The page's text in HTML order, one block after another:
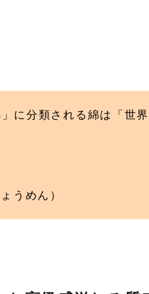
に分類される綿は「世
うめん）